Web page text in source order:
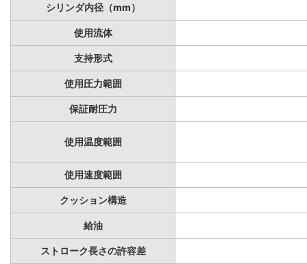
シリンダ内径（mm）
使用流体
支持形式
使用圧力範囲
保証耐圧力
使用温度範囲
使用速度範囲
クッション構造
給油
ストローク長さの許容差